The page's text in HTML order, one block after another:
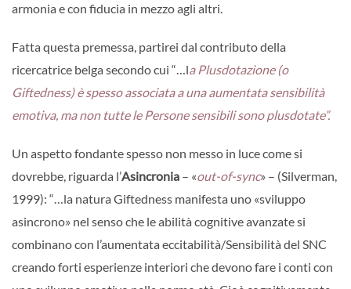
armonia e con fiducia in mezzo agli altri.
Fatta questa premessa, partirei dal contributo della
ricercatrice belga secondo cui “…la Plusdotazione (o
Giftedness) è spesso associata a una aumentata sensibilità
emotiva, ma non tutte le Persone sensibili sono plusdotate”.
Un aspetto fondante spesso non messo in luce come si
dovrebbe, riguarda l’Asincronia – «out-of-sync» – (Silverman,
1999): “…la natura Giftedness manifesta uno «sviluppo
asincrono» nel senso che le abilità cognitive avanzate si
combinano con l’aumentata eccitabilità/Sensibilità del SNC
creando forti esperienze interiori che devono fare i conti con